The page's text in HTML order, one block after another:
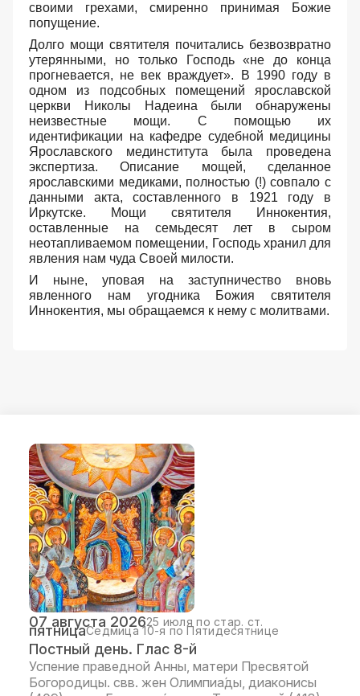
своими грехами, смиренно принимая Божие
попущение.
Долго мощи святителя почитались безвозвратно
утерянными, но только Господь «не до конца
прогневается, не век враждует». В 1990 году в
одном из подсобных помещений ярославской
церкви Николы Надеина были обнаружены
неизвестные мощи. С помощью их
идентификации на кафедре судебной медицины
Ярославского мединститута была проведена
экспертиза. Описание мощей, сделанное
ярославскими медиками, полностью (!) совпало с
данными акта, составленного в 1921 году в
Иркутске. Мощи святителя Иннокентия,
оставленные на семьдесят лет в сыром
неотапливаемом помещении, Господь хранил для
явления нам чуда Своей милости.
И ныне, уповая на заступничество вновь
явленного нам угодника Божия святителя
Иннокентия, мы обращаемся к нему с молитвами.
07 августа 202625 июля по стар. ст.
пятницаСедмица 10-я по Пятидесятнице
Постный день. Глас 8-й
Успение праведной Анны, матери Пресвятой
Богородицы. свв. жен Олимпиа́ды, диаконисы